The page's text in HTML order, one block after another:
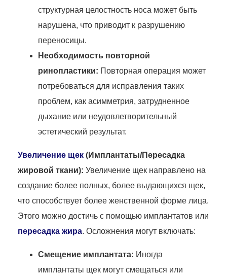
структурная целостность носа может быть
нарушена, что приводит к разрушению
переносицы.
Необходимость повторной
ринопластики: Повторная операция может
потребоваться для исправления таких
проблем, как асимметрия, затрудненное
дыхание или неудовлетворительный
эстетический результат.
Увеличение щек (Имплантаты/Пересадка
жировой ткани): Увеличение щек направлено на
создание более полных, более выдающихся щек,
что способствует более женственной форме лица.
Этого можно достичь с помощью имплантатов или
пересадка жира. Осложнения могут включать:
Смещение имплантата: Иногда
имплантаты щек могут смещаться или